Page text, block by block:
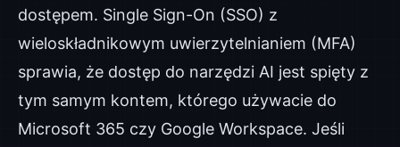
dostępem. Single Sign-On (SSO) z
wieloskładnikowym uwierzytelnianiem (MFA)
sprawia, że dostęp do narzędzi AI jest spięty z
tym samym kontem, którego używacie do
Microsoft 365 czy Google Workspace. Jeśli